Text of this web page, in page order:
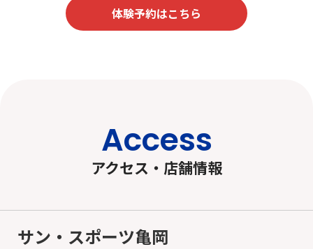
体験予約はこちら
Access
アクセス・店舗情報
サン・スポーツ亀岡